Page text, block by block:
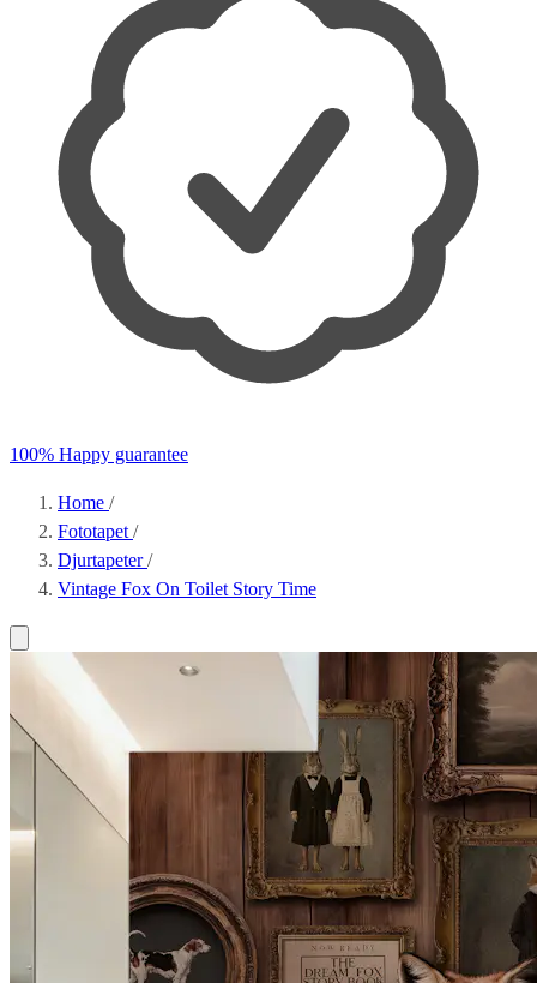
100% Happy guarantee
Home /
Fototapet /
Djurtapeter/
Vintage Fox On Toilet Story Time